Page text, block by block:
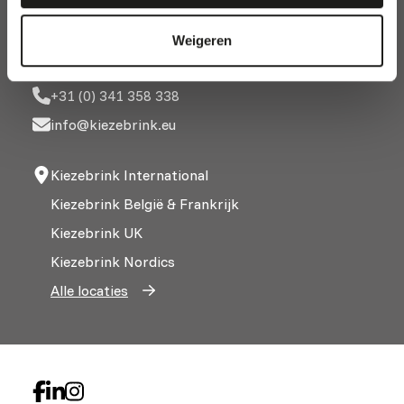
Weigeren
+31 (0) 341 358 338
info@kiezebrink.eu
Kiezebrink International
Kiezebrink België & Frankrijk
Kiezebrink UK
Kiezebrink Nordics
Alle locaties